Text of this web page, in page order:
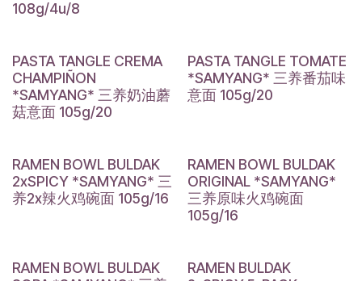
108g/4u/8
PASTA TANGLE CREMA
CHAMPIÑON
*SAMYANG* 三养奶油蘑
菇意面 105g/20
PASTA TANGLE TOMATE
*SAMYANG* 三养番茄味
意面 105g/20
RAMEN BOWL BULDAK
2xSPICY *SAMYANG* 三
养2x辣火鸡碗面 105g/16
RAMEN BOWL BULDAK
ORIGINAL *SAMYANG*
三养原味火鸡碗面
105g/16
RAMEN BOWL BULDAK
RAMEN BULDAK